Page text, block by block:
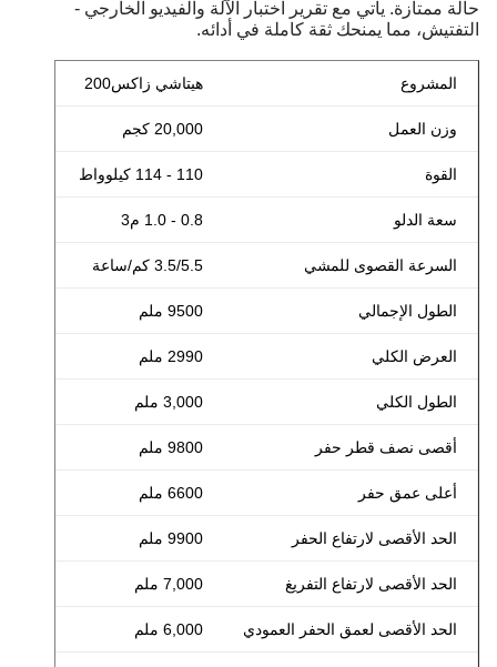
حالة ممتازة. يأتي مع تقرير اختبار الآلة والفيديو الخارجي -
التفتيش، مما يمنحك ثقة كاملة في أدائه.
المشروع هيتاشي زاكس200
وزن العمل 20,000 كجم
القوة 110 - 114 كيلوواط
سعة الدلو 0.8 - 1.0 م3
السرعة القصوى للمشي 3.5/5.5 كم/ساعة
الطول الإجمالي 9500 ملم
العرض الكلي 2990 ملم
الطول الكلي 3,000 ملم
أقصى نصف قطر حفر 9800 ملم
أعلى عمق حفر 6600 ملم
الحد الأقصى لارتفاع الحفر 9900 ملم
الحد الأقصى لارتفاع التفريغ 7,000 ملم
الحد الأقصى لعمق الحفر العمودي 6,000 ملم